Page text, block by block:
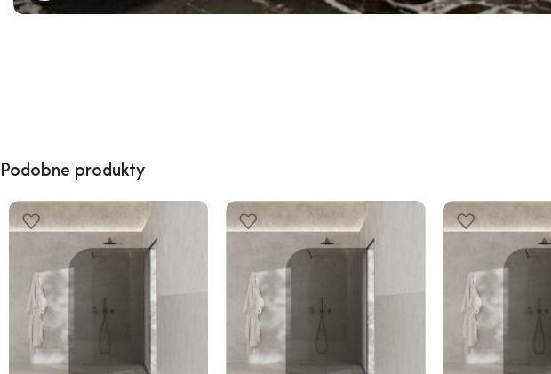
Podobne produkty